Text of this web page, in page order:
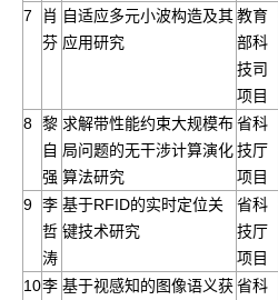
7
肖
芬
自适应多元小波构造及其
应用研究
教育
部科
技司
项目
8 黎
自
强
求解带性能约束大规模布
局问题的无干涉计算演化
算法研究
省科
技厅
项目
9 李
哲
涛
基于RFID的实时定位关
键技术研究
省科
技厅
项目
10李 基于视感知的图像语义获省科